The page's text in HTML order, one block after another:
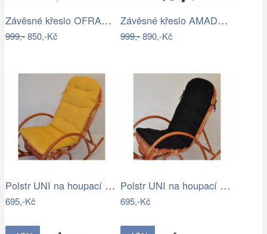
Závěsné křeslo OFRAME Tempo Kondela
999,-850,-Kč
Závěsné křeslo AMADO 2 NEW Tempo Kondela
999,-890,-Kč
Polstr UNI na houpací křeslo - žlutý…
695,-Kč
Polstr UNI na houpací křeslo - látka…
695,-Kč